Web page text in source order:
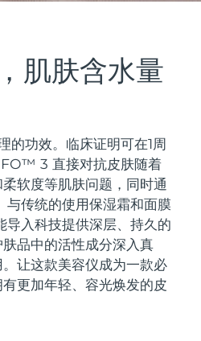
肌肤含水量
的功效。临床证明可在1周
3 直接对抗皮肤随着
软度等肌肤问题，同时通
与传统的使用保湿霜和面膜
入科技提供深层、持久的
品中的活性成分深入真
让这款美容仪成为一款必
更加年轻、容光焕发的皮
套装
Plus
heating
套装
toning
go
toning on-the-go
装
hydration
口腔护理
sonic toothbrush
预计送达日期 8/8/26
预计送达日期 8/8/26
预计送达日期8/14/26
预计送达日期8/11/26
预计送达日期8/13/26
预计送达日期8/8/26